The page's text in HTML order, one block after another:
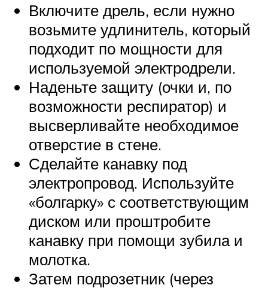
Включите дрель, если нужно
возьмите удлинитель, который
подходит по мощности для
используемой электродрели.
Наденьте защиту (очки и, по
возможности респиратор) и
высверливайте необходимое
отверстие в стене.
Сделайте канавку под
электропровод. Используйте
«болгарку» с соответствующим
диском или проштробите
канавку при помощи зубила и
молотка.
Затем подрозетник (через